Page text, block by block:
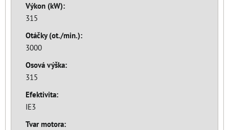
Výkon (kW):
315
Otáčky (ot./min.):
3000
Osová výška:
315
Efektivita:
IE3
Tvar motora: